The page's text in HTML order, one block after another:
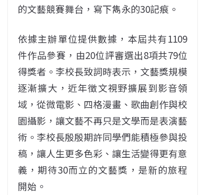
的文藝競賽舞台，寫下雋永的30記痕。
依據主辦單位提供數據，本屆共有1109
件作品參賽，由20位評審選出8項共79位
得獎者。李校長致詞時表示，文藝獎規模
逐漸擴大，近年徵文視野擴展到影音領
域，從微電影、四格漫畫、歌曲創作與校
園攝影，讓文藝不再只是文學而是表演藝
術。李校長殷殷期許同學們能積極參與投
稿，讓人生更多色彩、讓生活變得更有意
義，期待30而立的文藝獎，是新的旅程
開始。